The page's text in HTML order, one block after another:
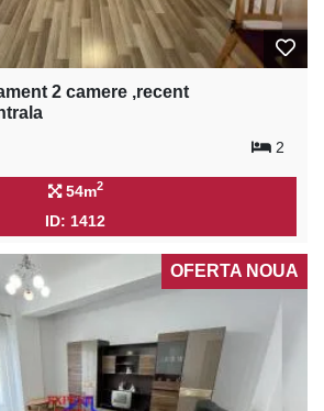
2 camere ,recent
2
54m2
ID: 1412
OFERTA NOUA